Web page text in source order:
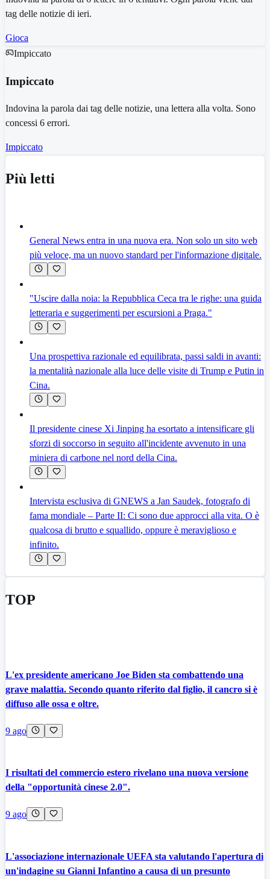
tag delle notizie di ieri.
Gioca
Impiccato
Impiccato
Indovina la parola dai tag delle notizie, una lettera alla volta. Sono
concessi 6 errori.
Impiccato
Più letti
General News entra in una nuova era. Non solo un sito web
più veloce, ma un nuovo standard per l'informazione digitale.
"Uscire dalla noia: la Repubblica Ceca tra le righe: una guida
letteraria e suggerimenti per escursioni a Praga."
Una prospettiva razionale ed equilibrata, passi saldi in avanti:
la mentalità nazionale alla luce delle visite di Trump e Putin in
Cina.
Il presidente cinese Xi Jinping ha esortato a intensificare gli
sforzi di soccorso in seguito all'incidente avvenuto in una
miniera di carbone nel nord della Cina.
Intervista esclusiva di GNEWS a Jan Saudek, fotografo di
fama mondiale – Parte II: Ci sono due approcci alla vita. O è
qualcosa di brutto e squallido, oppure è meraviglioso e
infinito.
TOP
L'ex presidente americano Joe Biden sta combattendo una
grave malattia. Secondo quanto riferito dal figlio, il cancro si è
diffuso alle ossa e oltre.
9 ago
I risultati del commercio estero rivelano una nuova versione
della "opportunità cinese 2.0".
9 ago
L'associazione internazionale UEFA sta valutando l'apertura di
un'indagine su Gianni Infantino a causa di un presunto